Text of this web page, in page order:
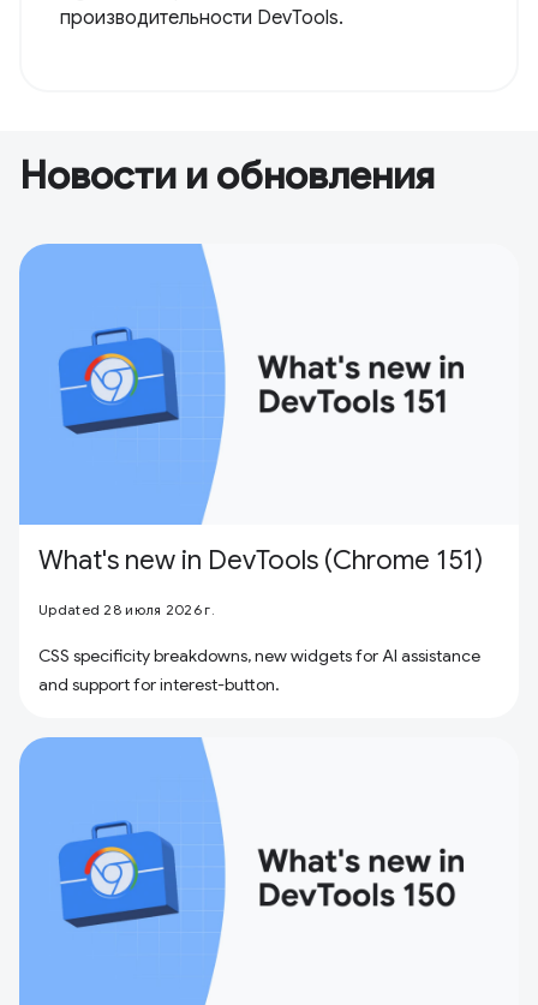
производительности DevTools.
Новости и обновления
What's new in DevTools (Chrome 151)
Updated 28 июля 2026 г.
CSS specificity breakdowns, new widgets for AI assistance
and support for interest-button.